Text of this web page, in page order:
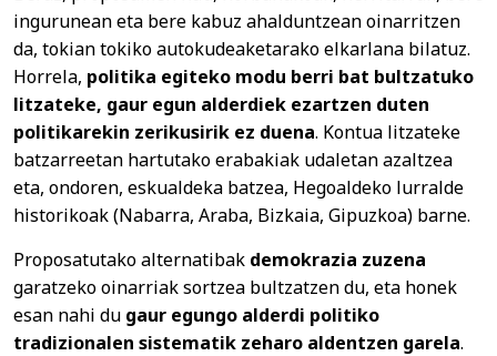
ingurunean eta bere kabuz ahalduntzean oinarritzen
da, tokian tokiko autokudeaketarako elkarlana bilatuz.
Horrela, politika egiteko modu berri bat bultzatuko
litzateke, gaur egun alderdiek ezartzen duten
politikarekin zerikusirik ez duena. Kontua litzateke
batzarreetan hartutako erabakiak udaletan azaltzea
eta, ondoren, eskualdeka batzea, Hegoaldeko lurralde
historikoak (Nabarra, Araba, Bizkaia, Gipuzkoa) barne.
Proposatutako alternatibak demokrazia zuzena
garatzeko oinarriak sortzea bultzatzen du, eta honek
esan nahi du gaur egungo alderdi politiko
tradizionalen sistematik zeharo aldentzen garela.